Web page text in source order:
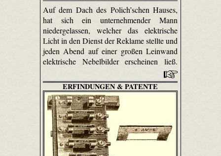
Auf dem Dach des Polich’schen Hauses,
hat sich ein unternehmender Mann
niedergelassen, welcher das elektrische
Licht in den Dienst der Reklame stellte und
jeden Abend auf einer großen Leinwand
elektrische Nebelbilder erscheinen ließ.
ERFINDUNGEN & PATENTE